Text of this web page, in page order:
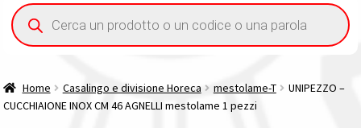
Acquisto iva 4% (agevolata)
Contatti
Ricerca
prodotti
Home Casalingo e divisione Horeca mestolame-T
UNIPEZZO –
CUCCHIAIONE INOX CM 46 AGNELLI mestolame 1 pezzi